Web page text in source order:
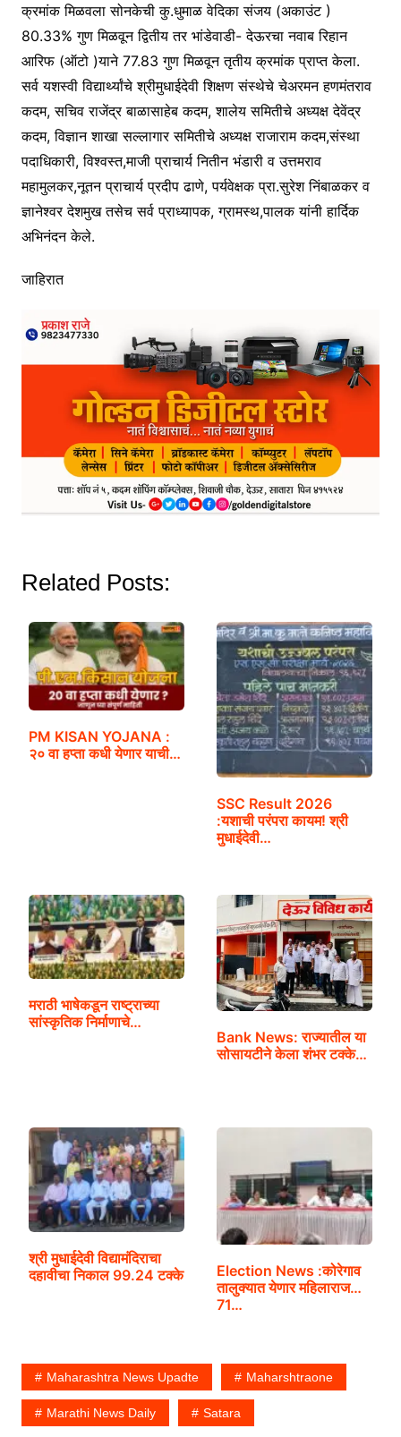
क्रमांक मिळवला सोनकेची कु.धुमाळ वेदिका संजय (अकाउंट )
80.33% गुण मिळवून द्वितीय तर भांडेवाडी- देऊरचा नवाब रिहान
आरिफ (ऑटो )याने 77.83 गुण मिळवून तृतीय क्रमांक प्राप्त केला.
सर्व यशस्वी विद्यार्थ्यांचे श्रीमुधाईदेवी शिक्षण संस्थेचे चेअरमन हणमंतराव
कदम, सचिव राजेंद्र बाळासाहेब कदम, शालेय समितीचे अध्यक्ष देवेंद्र
कदम, विज्ञान शाखा सल्लागार समितीचे अध्यक्ष राजाराम कदम,संस्था
पदाधिकारी, विश्वस्त,माजी प्राचार्य नितीन भंडारी व उत्तमराव
महामुलकर,नूतन प्राचार्य प्रदीप ढाणे, पर्यवेक्षक प्रा.सुरेश निंबाळकर व
ज्ञानेश्वर देशमुख तसेच सर्व प्राध्यापक, ग्रामस्थ,पालक यांनी हार्दिक
अभिनंदन केले.
जाहिरात
Related Posts:
PM KISAN YOJANA :
२० वा हप्ता कधी येणार याची…
SSC Result 2026
:यशाची परंपरा कायम! श्री
मुधाईदेवी…
मराठी भाषेकडून राष्ट्राच्या
सांस्कृतिक निर्माणाचे…
Bank News: राज्यातील या
सोसायटीने केला शंभर टक्के…
श्री मुधाईदेवी विद्यामंदिराचा
दहावीचा निकाल 99.24 टक्के
Election News :कोरेगाव
तालुक्यात येणार महिलाराज…
71…
Maharashtra News Upadte Maharshtraone
Marathi News Daily Satara